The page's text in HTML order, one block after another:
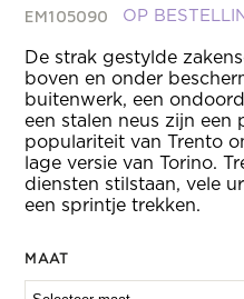
EM105090 OP
De strak gestylde
boven en onder
buitenwerk, een
een stalen neus zijn een
populariteit van Trento
lage versie van Torino.
diensten stilstaan, vele
een sprintje trekken.
MAAT